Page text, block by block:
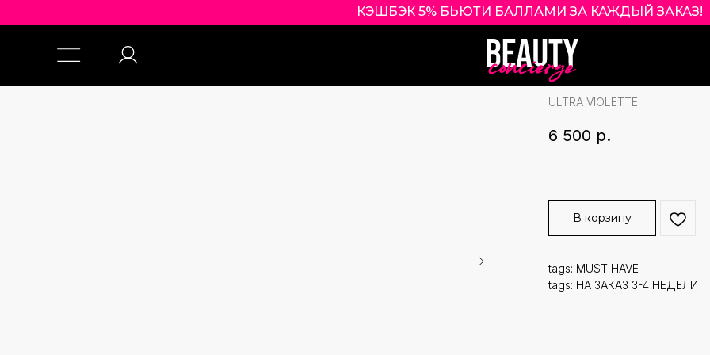
КЭШБЭК 5% БЬЮТИ БАЛЛАМИ ЗА КАЖДЫЙ ЗАКАЗ!
ULTRA
MATTIFYING
ULTRA VIOLETTE
6 500 р.
В корзину
tags: MUST HAVE
tags: НА ЗАКАЗ 3-4 НЕДЕЛИ